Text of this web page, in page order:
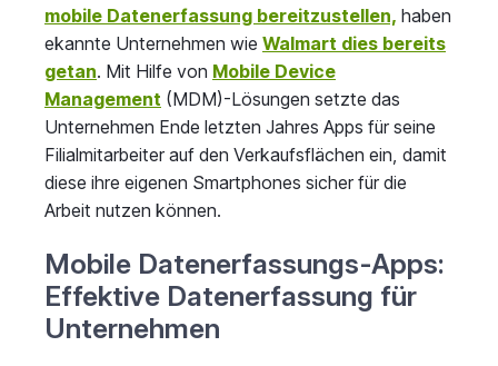
mobile Datenerfassung bereitzustellen, haben
ekannte Unternehmen wie Walmart dies bereits
getan. Mit Hilfe von Mobile Device
Management (MDM)-Lösungen setzte das
Unternehmen Ende letzten Jahres Apps für seine
Filialmitarbeiter auf den Verkaufsflächen ein, damit
diese ihre eigenen Smartphones sicher für die
Arbeit nutzen können.
Mobile Datenerfassungs-Apps:
Effektive Datenerfassung für
Unternehmen